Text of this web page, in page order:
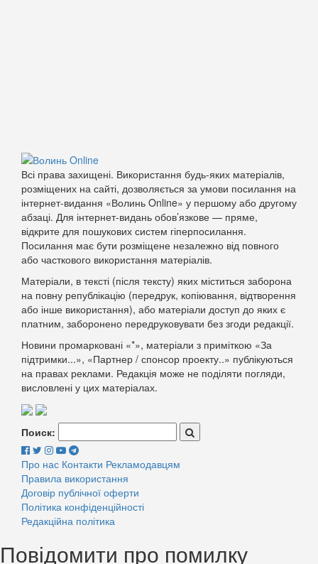
Всі права захищені. Використання будь-яких матеріалів,
розміщених на сайті, дозволяється за умови посилання на
інтернет-видання «Волинь Online» у першому або другому
абзаці. Для інтернет-видань обов’язкове — пряме,
відкрите для пошукових систем гіперпосилання.
Посилання має бути розміщене незалежно від повного
або часткового використання матеріалів.
Матеріали, в тексті (після тексту) яких міститься заборона
на повну републікацію (передрук, копіювання, відтворення
або інше використання), або матеріали доступ до яких є
платним, заборонено передруковувати без згоди редакції.
Новини промарковані «*», матеріали з приміткою «За
підтримки...», «Партнер / спонсор проекту..» публікуються
на правах реклами. Редакція може не поділяти погляди,
висловлені у цих матеріалах.
Поиск:
Про нас Контакти Рекламодавцям
Правила використання
Договір публічної оферти
Політика конфіденційності
Редакційна політика
Повідомити про помилку